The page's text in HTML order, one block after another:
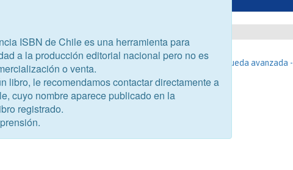
- Búsqueda avanzada -
ISBN de Chile es una herramienta para
a la producción editorial nacional pero no es
o venta.
libro, le recomendamos contactar directamente a
cuyo nombre aparece publicado en la
registrado.